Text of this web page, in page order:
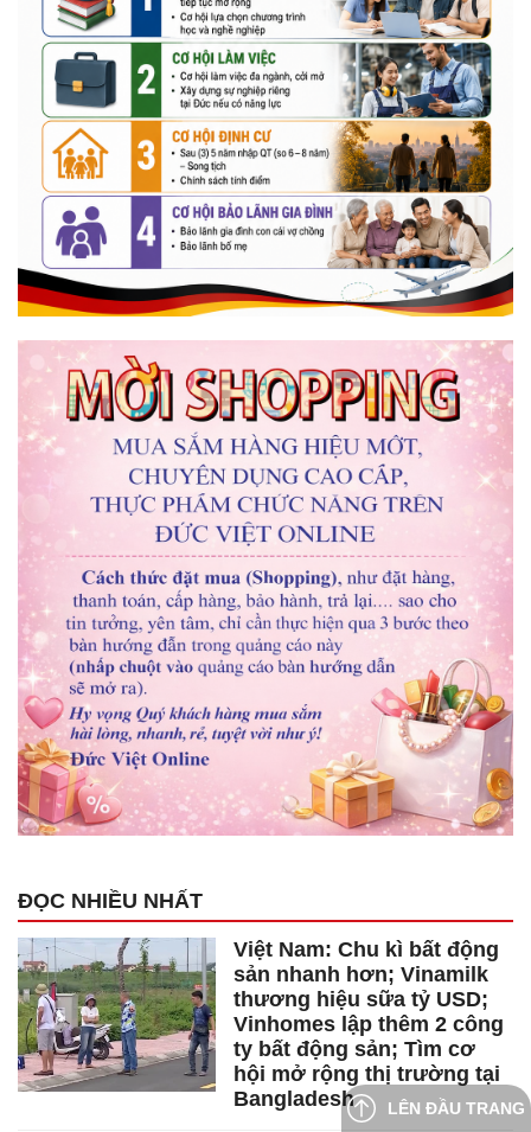
ĐỌC NHIỀU NHẤT
Việt Nam: Chu kì bất động
sản nhanh hơn; Vinamilk
thương hiệu sữa tỷ USD;
Vinhomes lập thêm 2 công
ty bất động sản; Tìm cơ
hội mở rộng thị trường tại
Bangladesh
LÊN ĐẦU TRANG